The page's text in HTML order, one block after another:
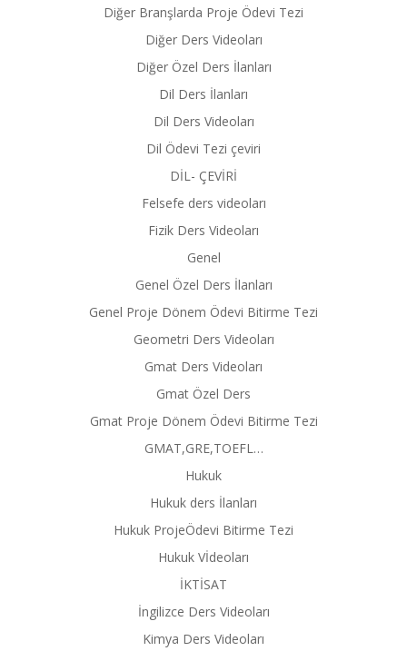
Diğer Branşlarda Proje Ödevi Tezi
Diğer Ders Videoları
Diğer Özel Ders İlanları
Dil Ders İlanları
Dil Ders Videoları
Dil Ödevi Tezi çeviri
DİL- ÇEVİRİ
Felsefe ders videoları
Fizik Ders Videoları
Genel
Genel Özel Ders İlanları
Genel Proje Dönem Ödevi Bitirme Tezi
Geometri Ders Videoları
Gmat Ders Videoları
Gmat Özel Ders
Gmat Proje Dönem Ödevi Bitirme Tezi
GMAT,GRE,TOEFL…
Hukuk
Hukuk ders İlanları
Hukuk ProjeÖdevi Bitirme Tezi
Hukuk Vİdeoları
İKTİSAT
İngilizce Ders Videoları
Kimya Ders Videoları